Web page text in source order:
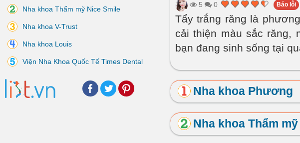
Nha khoa Thẩm mỹ Nice Smile
Nha khoa V-Trust
Nha khoa Louis
Viện Nha Khoa Quốc Tế Times Dental
Facebook
TwitterPinterest
5 0 Báo lỗi
Tẩy trắng răng là
cải thiện màu sắc răng,
bạn đang sinh sống tại
Nha khoa Phương
Nha khoa Thẩm